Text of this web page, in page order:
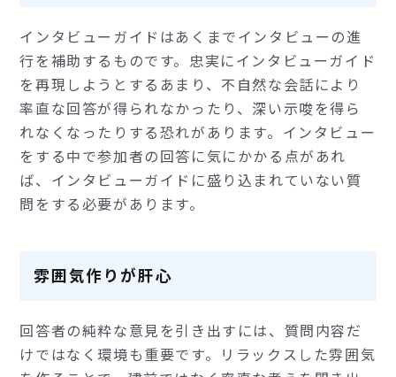
インタビューガイドはあくまでインタビューの進
行を補助するものです。忠実にインタビューガイド
を再現しようとするあまり、不自然な会話により
率直な回答が得られなかったり、深い示唆を得ら
れなくなったりする恐れがあります。インタビュー
をする中で参加者の回答に気にかかる点があれ
ば、インタビューガイドに盛り込まれていない質
問をする必要があります。
雰囲気作りが肝心
回答者の純粋な意見を引き出すには、質問内容だ
けではなく環境も重要です。リラックスした雰囲気